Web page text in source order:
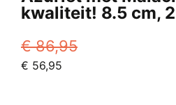
kwaliteit! 8.5 cm,
€86,95
Oorspronkelijke
€ 56,95